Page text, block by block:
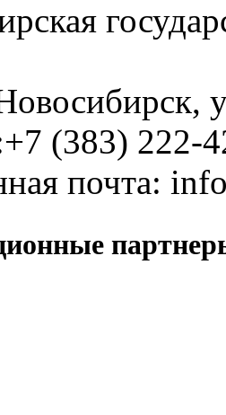
,
+7 (383) 222-
почта: